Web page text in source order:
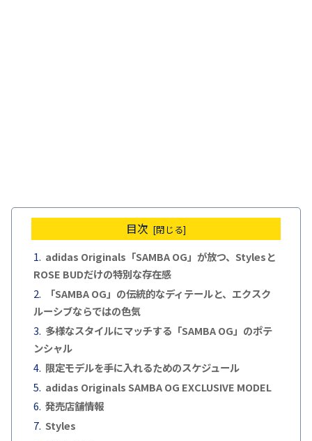
目次
adidas Originals「SAMBA OG」が放つ、Stylesと
ROSE BUDだけの特別な存在感
「SAMBA OG」の伝統的なディテールと、エクスク
ルーシブならではの色気
多様なスタイルにマッチする「SAMBA OG」のポテ
ンシャル
限定モデルを手に入れるためのスケジュール
adidas Originals SAMBA OG EXCLUSIVE MODEL
発売店舗情報
Styles